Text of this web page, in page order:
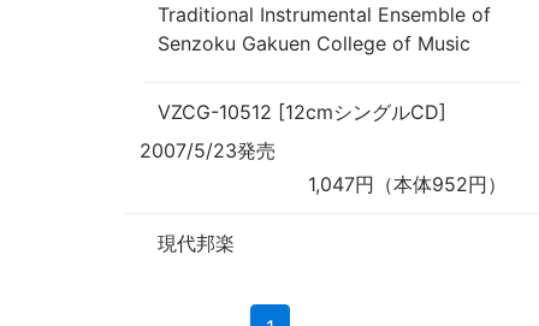
Traditional Instrumental Ensemble of
Senzoku Gakuen College of Music
VZCG-10512 [12cmシングルCD]
2007/5/23発売
1,047円（本体952円）
現代邦楽